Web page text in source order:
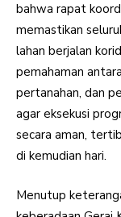
bahwa rapat
memastikan
lahan berjalan
pemahaman
pertanahan, dan
agar eksekusi
secara aman,
di kemudian hari.
Menutup